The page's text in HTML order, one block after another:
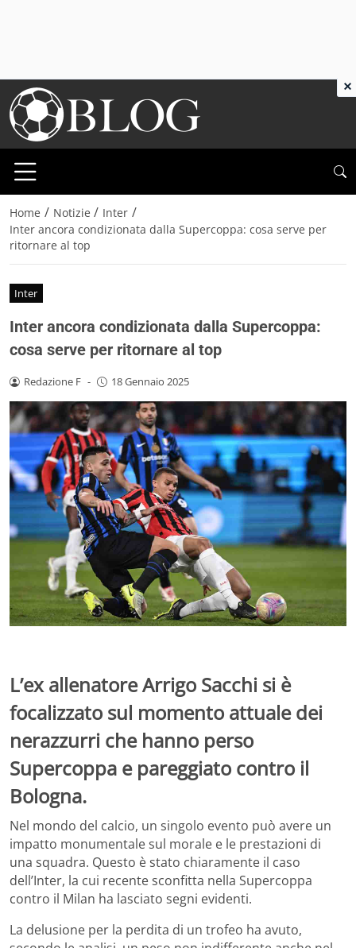
Home / Notizie / Inter /
Inter ancora condizionata dalla Supercoppa: cosa serve per
ritornare al top
Inter
Inter ancora condizionata dalla Supercoppa:
cosa serve per ritornare al top
Redazione F - 18 Gennaio 2025
L’ex allenatore Arrigo Sacchi si è
focalizzato sul momento attuale dei
nerazzurri che hanno perso
Supercoppa e pareggiato contro il
Bologna.
Nel mondo del calcio, un singolo evento può avere un
impatto monumentale sul morale e le prestazioni di
una squadra. Questo è stato chiaramente il caso
dell’Inter, la cui recente sconfitta nella Supercoppa
contro il Milan ha lasciato segni evidenti.
La delusione per la perdita di un trofeo ha avuto,
×